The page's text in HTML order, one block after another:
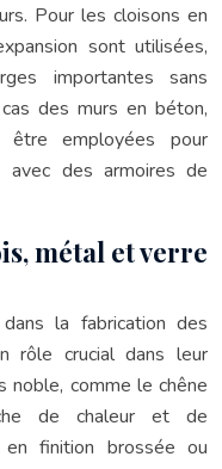
Pour les cloisons en
sont utilisées,
importantes sans
des murs en béton,
être employées pour
avec des armoires de
métal et verre
la fabrication des
rôle crucial dans leur
comme le chêne
de chaleur et de
finition brossée ou